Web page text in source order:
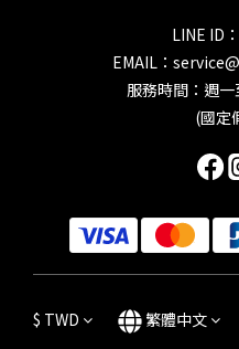
LINE ID
EMAIL：
服務時間：週
(國定
$ TWD 繁體中文